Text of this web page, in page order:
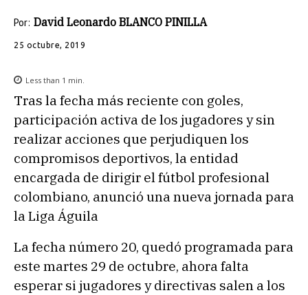
Por: David Leonardo BLANCO PINILLA
25 octubre, 2019
Less than 1 min.
Tras la fecha más reciente con goles,
participación activa de los jugadores y sin
realizar acciones que perjudiquen los
compromisos deportivos, la entidad
encargada de dirigir el fútbol profesional
colombiano, anunció una nueva jornada para
la Liga Águila
La fecha número 20, quedó programada para
este martes 29 de octubre, ahora falta
esperar si jugadores y directivas salen a los